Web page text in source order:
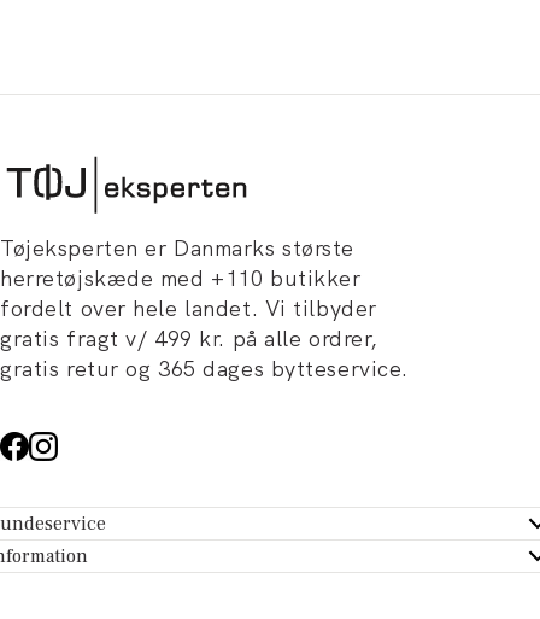
Tøjeksperten er Danmarks største
herretøjskæde med +110 butikker
fordelt over hele landet. Vi tilbyder
gratis fragt v/ 499 kr. på alle ordrer,
gratis retur og 365 dages bytteservice.
- Hjælpecenter
Tøjeksperten